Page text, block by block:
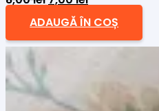
inițial
a
curent
este:
ADAUGĂ ÎN COȘ